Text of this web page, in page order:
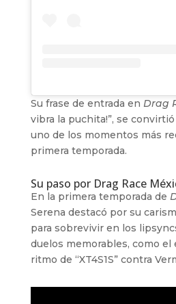
Su frase de entrada en Drag
vibra la puchita!”, se
uno de los momentos más
primera temporada.
Su paso por Drag Race
En la primera temporada de
Serena destacó por su
para sobrevivir en los
duelos memorables, como
ritmo de “XT4S1S” contra